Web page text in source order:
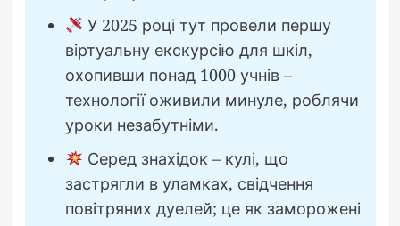
У 2025 році тут провели першу
віртуальну екскурсію для шкіл,
охопивши понад 1000 учнів –
технології оживили минуле, роблячи
уроки незабутніми.
Серед знахідок – кулі, що
застрягли в уламках, свідчення
повітряних дуелей; це як заморожені